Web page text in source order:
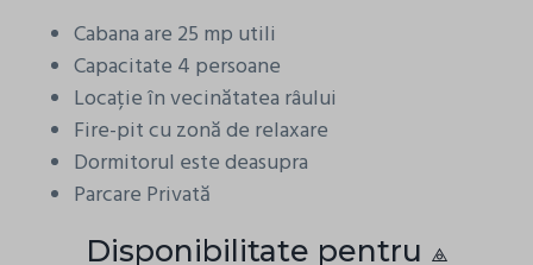
Cabana are 25 mp utili
Capacitate 4 persoane
Locație în vecinătatea râului
Fire-pit cu zonă de relaxare
Dormitorul este deasupra
Parcare Privată
Disponibilitate pentru ⟁